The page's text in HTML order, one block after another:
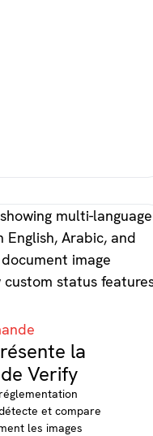
la
Verify
et compare
les images